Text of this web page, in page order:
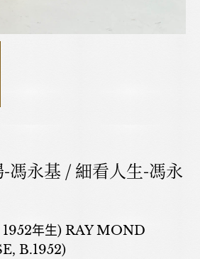
馮永基 / 細看人生-馮永
1952年生) RAY MOND
B.1952)